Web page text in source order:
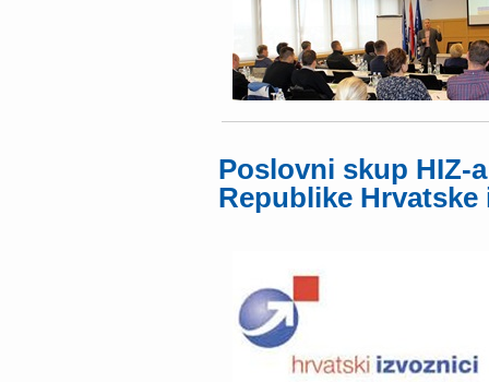
Poslovni skup HIZ-
Republike Hrvatske